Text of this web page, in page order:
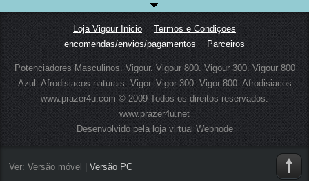
Loja Vigour Inicio
Termos e Condiçoes
encomendas/envios/pagamentos
Parceiros
Potenciadores Masculinos. Vigour. Vigour 800. Vigour 300. Vigour 800
Azul. Afrodisiacos naturais. Vigor. Vigor 300. Vigor 800. Afrodisiacos
www.prazer4u.com © 2009 Todos os direitos reservados.
www.prazer4u.net
Desenvolvido pela loja virtual Webnode
Ver: Versão móvel Versão PC